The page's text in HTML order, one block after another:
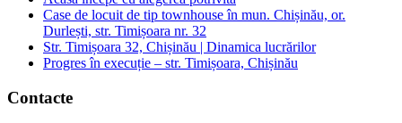
Case de locuit de tip townhouse în mun. Chișinău, or.
Durlești, str. Timișoara nr. 32
Str. Timișoara 32, Chișinău | Dinamica lucrărilor
Progres în execuție – str. Timișoara, Chișinău
Contacte